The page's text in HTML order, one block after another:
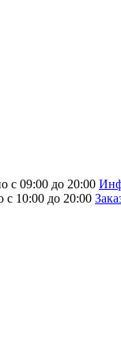
с 09:00 до 20:00
с 10:00 до 20:00